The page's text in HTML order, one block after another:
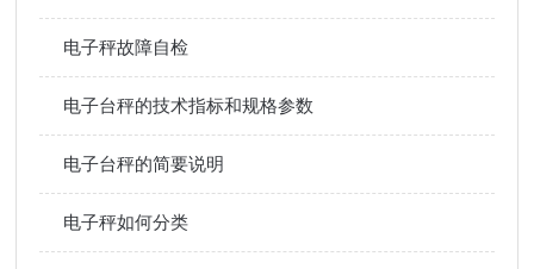
电子秤故障自检
电子台秤的技术指标和规格参数
电子台秤的简要说明
电子秤如何分类